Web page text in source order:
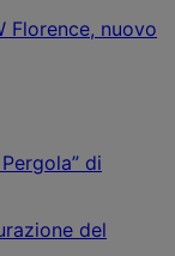
Florence, nuovo
del